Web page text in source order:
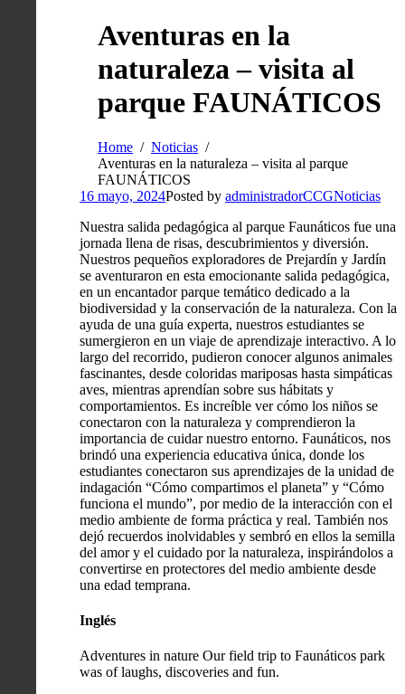
Aventuras en la
naturaleza – visita al
parque FAUNÁTICOS
Home
Noticias
Aventuras en la naturaleza – visita al parque
FAUNÁTICOS
16 mayo, 2024Posted by administradorCCGNoticias
Nuestra salida pedagógica al parque Faunáticos fue una
jornada llena de risas, descubrimientos y diversión.
Nuestros pequeños exploradores de Prejardín y Jardín
se aventuraron en esta emocionante salida pedagógica,
en un encantador parque temático dedicado a la
biodiversidad y la conservación de la naturaleza. Con la
ayuda de una guía experta, nuestros estudiantes se
sumergieron en un viaje de aprendizaje interactivo. A lo
largo del recorrido, pudieron conocer algunos animales
fascinantes, desde coloridas mariposas hasta simpáticas
aves, mientras aprendían sobre sus hábitats y
comportamientos. Es increíble ver cómo los niños se
conectaron con la naturaleza y comprendieron la
importancia de cuidar nuestro entorno. Faunáticos, nos
brindó una experiencia educativa única, donde los
estudiantes conectaron sus aprendizajes de la unidad de
indagación “Cómo compartimos el planeta” y “Cómo
funciona el mundo”, por medio de la interacción con el
medio ambiente de forma práctica y real. También nos
dejó recuerdos inolvidables y sembró en ellos la semilla
del amor y el cuidado por la naturaleza, inspirándolos a
convertirse en protectores del medio ambiente desde
una edad temprana.
Inglés
Adventures in nature Our field trip to Faunáticos park
was of laughs, discoveries and fun.